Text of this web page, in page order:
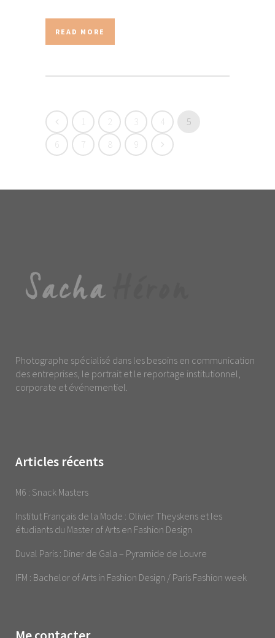
READ MORE
1 3 4
5
7 8
Photographe spécialisé dans les besoins en communication
des entreprises, le portrait et le reportage institutionnel,
corporate et événementiel.
Articles récents
M6 : Snack Masters
Institut Français de la Mode : Olivier Theyskens et les
étudiants du Master of Arts en Fashion Design
Duval Paris : Diner de Gala – Pyramide de Louvre
IFM : Bachelor of Arts in Fashion Design / Paris Fashion week